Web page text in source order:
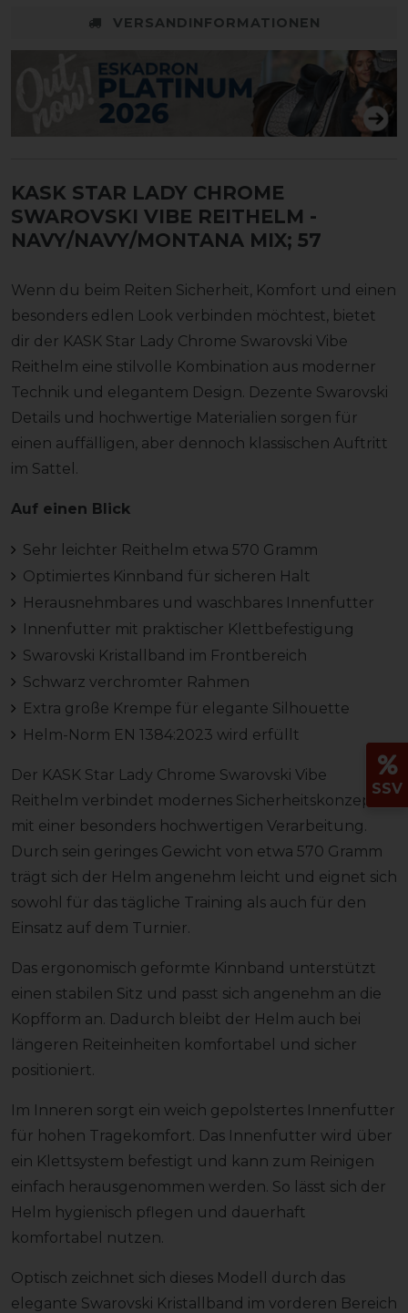
VERSANDINFORMATIONEN
KASK STAR LADY CHROME
SWAROVSKI VIBE REITHELM -
NAVY/NAVY/MONTANA MIX; 57
Wenn du beim Reiten Sicherheit, Komfort und einen
besonders edlen Look verbinden möchtest, bietet
dir der KASK Star Lady Chrome Swarovski Vibe
Reithelm eine stilvolle Kombination aus moderner
Technik und elegantem Design. Dezente Swarovski
Details und hochwertige Materialien sorgen für
einen auffälligen, aber dennoch klassischen Auftritt
im Sattel.
Auf einen Blick
Sehr leichter Reithelm etwa 570 Gramm
Optimiertes Kinnband für sicheren Halt
Herausnehmbares und waschbares Innenfutter
Innenfutter mit praktischer Klettbefestigung
Swarovski Kristallband im Frontbereich
Schwarz verchromter Rahmen
Extra große Krempe für elegante Silhouette
Helm-Norm EN 1384:2023 wird erfüllt
Der KASK Star Lady Chrome Swarovski Vibe
Reithelm verbindet modernes Sicherheitskonzept
mit einer besonders hochwertigen Verarbeitung.
Durch sein geringes Gewicht von etwa 570 Gramm
trägt sich der Helm angenehm leicht und eignet sich
sowohl für das tägliche Training als auch für den
Einsatz auf dem Turnier.
Das ergonomisch geformte Kinnband unterstützt
einen stabilen Sitz und passt sich angenehm an die
Kopfform an. Dadurch bleibt der Helm auch bei
längeren Reiteinheiten komfortabel und sicher
positioniert.
Im Inneren sorgt ein weich gepolstertes Innenfutter
für hohen Tragekomfort. Das Innenfutter wird über
ein Klettsystem befestigt und kann zum Reinigen
einfach herausgenommen werden. So lässt sich der
Helm hygienisch pflegen und dauerhaft
komfortabel nutzen.
Optisch zeichnet sich dieses Modell durch das
elegante Swarovski Kristallband im vorderen Bereich
SSV